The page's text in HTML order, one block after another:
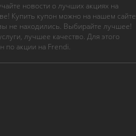
новости о лучших акциях на
Купить купон можно на нашем сайте
не находились. Выбирайте лучшее!
лучшее качество. Для этого
по акции на Frendi.